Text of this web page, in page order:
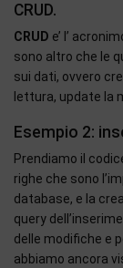
CRUD.
CRUD e’ l’
sono altro che le
sui dati, ovvero
lettura, update la
Esempio 2:
Prendiamo il
righe che sono
database, e la
query
delle modifiche e
abbiamo ancora